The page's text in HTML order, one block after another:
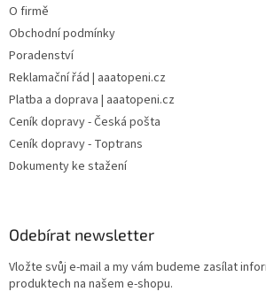
O firmě
Obchodní podmínky
Poradenství
Reklamační řád | aaatopeni.cz
Platba a doprava | aaatopeni.cz
Ceník dopravy - Česká pošta
Ceník dopravy - Toptrans
Dokumenty ke stažení
Odebírat newsletter
Vložte svůj e-mail a my vám budeme zasílat
produktech na našem e-shopu.